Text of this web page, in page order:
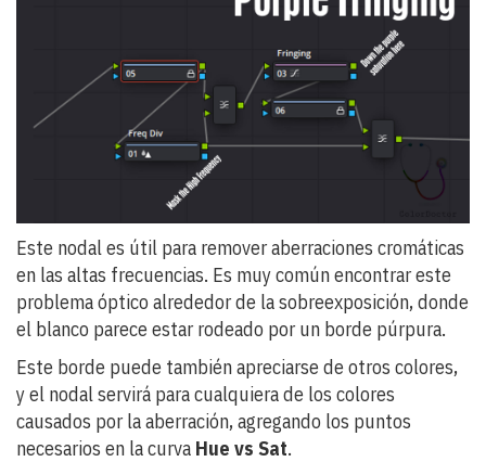
Este nodal es útil para remover aberraciones cromáticas
en las altas frecuencias. Es muy común encontrar este
problema óptico alrededor de la sobreexposición, donde
el blanco parece estar rodeado por un borde púrpura.
Este borde puede también apreciarse de otros colores,
y el nodal servirá para cualquiera de los colores
causados por la aberración, agregando los puntos
necesarios en la curva Hue vs Sat.